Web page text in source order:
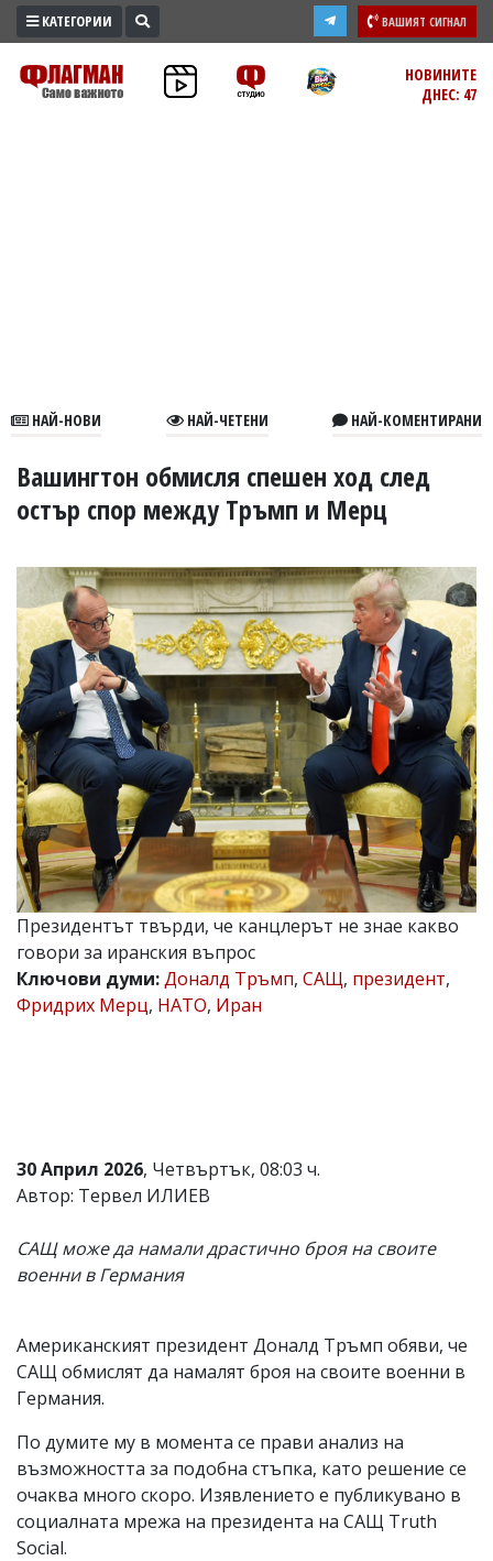
ПРОМО
ЗОНА
В
УКРАЙНА
РАЗСЛЕДВАНЕ
БИЗНЕС
ЮГ
Управители:
Веселин
Василев,
email:
v.vasilev@flagman.bg
Катя
Касабова,
еmail:k.kassabova@flagman.bg
Главен
редактор:
Иван
Колев,
email:
office@flagman.bg
Коментарите
редакцията
не
носи
за
тях!
Ако
за
вас
коментар,
моля
ни!
КАТЕГОРИИ ВАШИЯТ СИГНАЛ
НОВИНИТЕ
ДНЕС: 47
НАЙ-НОВИ НАЙ-ЧЕТЕНИ НАЙ-КОМЕНТИРАНИ
Вашингтон обмисля спешен ход след
остър спор между Тръмп и Мерц
Президентът твърди, че канцлерът не знае какво
говори за иранския въпрос
Ключови думи:Доналд Тръмп, САЩ, президент,
Фридрих Мерц, НАТО, Иран
30 Април 2026, Четвъртък, 08:03 ч.
Автор: Тервел ИЛИЕВ
САЩ може да намали драстично броя на своите
военни в Германия
Американският президент Доналд Тръмп обяви, че
САЩ обмислят да намалят броя на своите военни в
Германия.
По думите му в момента се прави анализ на
възможността за подобна стъпка, като решение се
очаква много скоро. Изявлението е публикувано в
социалната мрежа на президента на САЩ Truth
Social.